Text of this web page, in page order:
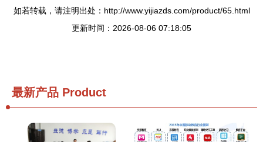
如若转载，请注明出处：http://www.yijiazds.com/product/65.html
更新时间：2026-08-06 07:18:05
最新产品 Product